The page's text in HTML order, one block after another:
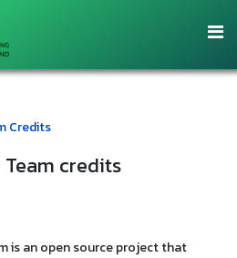
Credits
Team credits
is an open source project that